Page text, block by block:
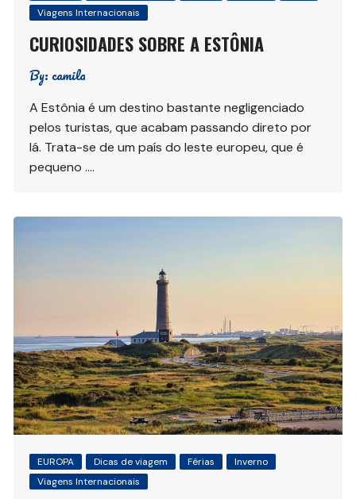
Viagens Internacionais
CURIOSIDADES SOBRE A ESTÔNIA
By: camila
A Estônia é um destino bastante negligenciado
pelos turistas, que acabam passando direto por
lá. Trata-se de um país do leste europeu, que é
pequeno ….
EUROPA Dicas de viagem Férias
Inverno
Viagens Internacionais